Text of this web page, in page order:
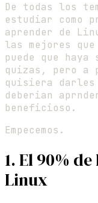
De todas los
estudiar como
aprender de
las mejores
puede que
quizas, pero a
quisiera darles
deberian
beneficioso.
Empecemos.
1. El 90%
Linux